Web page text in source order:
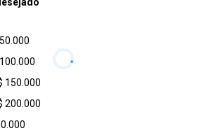
150.000
200.000